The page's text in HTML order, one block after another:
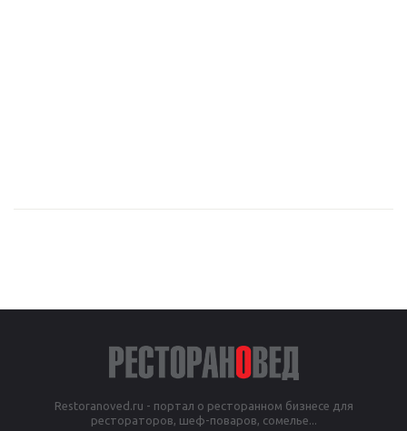
Restoranoved.ru - портал о ресторанном бизнесе для
рестораторов, шеф-поваров, сомелье...